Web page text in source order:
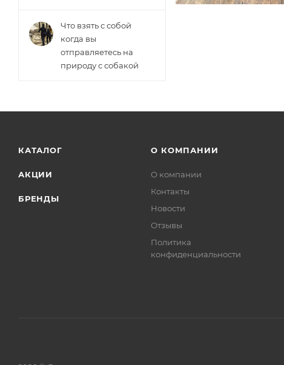
Что взять с собой
когда вы
отправляетесь на
природу с собакой
КАТАЛОГ
АКЦИИ
БРЕНДЫ
О КОМПАНИИ
О компании
Контакты
Новости
Отзывы
Политика
конфиденциальности